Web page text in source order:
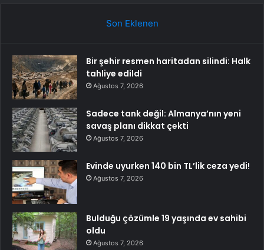
Son Eklenen
Bir şehir resmen haritadan silindi: Halk
tahliye edildi
Ağustos 7, 2026
Sadece tank değil: Almanya’nın yeni
savaş planı dikkat çekti
Ağustos 7, 2026
Evinde uyurken 140 bin TL’lik ceza yedi!
Ağustos 7, 2026
Bulduğu çözümle 19 yaşında ev sahibi
oldu
Ağustos 7, 2026